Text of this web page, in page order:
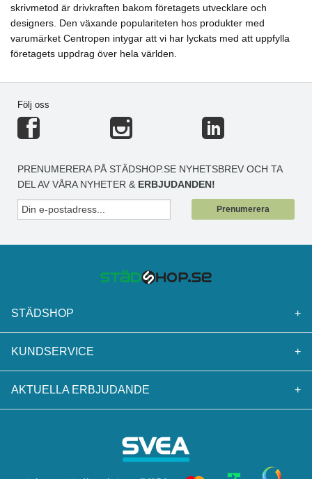
skrivmetod är drivkraften bakom företagets utvecklare och
designers. Den växande populariteten hos produkter med
varumärket Centropen intygar att vi har lyckats med att uppfylla
företagets uppdrag över hela världen.
Följ oss
PRENUMERERA PÅ STÄDSHOP.SE NYHETSBREV OCH TA
DEL AV VÅRA NYHETER & ERBJUDANDEN!
Prenumerera
STÄDSHOP +
KUNDSERVICE +
AKTUELLA ERBJUDANDE +